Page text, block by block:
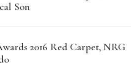
Son
2016 Red Carpet, NRG